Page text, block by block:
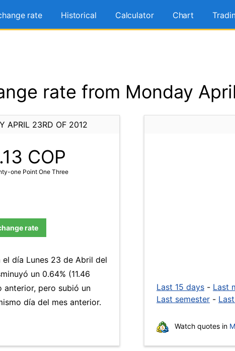
rate Historical Calculator Chart
rate from Monday
APRIL 23RD OF 2012
COP
one Point One Three
rate
día Lunes 23 de Abril del
un 0.64% (11.46
anterior, pero subió un
día del mes anterior.
Last 15 days - Last
Last semester -
Watch quotes in